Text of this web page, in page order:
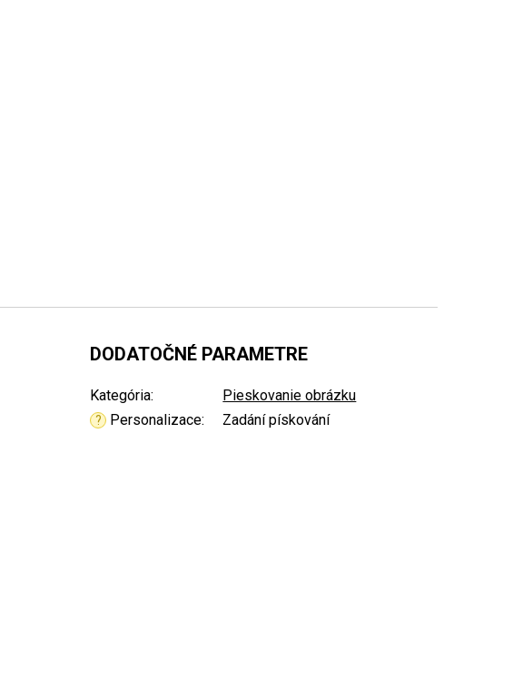
DODATOČNÉ PARAMETRE
Kategória: Pieskovanie obrázku
? Personalizace: Zadání pískování